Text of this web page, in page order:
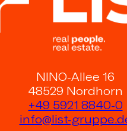
NINO-Allee 16
48529 Nordhorn
+49 5921 8840-0
info@list-